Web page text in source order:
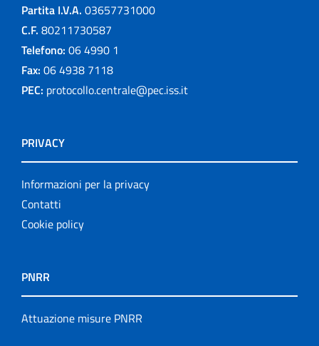
Partita I.V.A. 03657731000
C.F. 80211730587
Telefono: 06 4990 1
Fax: 06 4938 7118
PEC: protocollo.centrale@pec.iss.it
PRIVACY
Informazioni per la privacy
Contatti
Cookie policy
PNRR
Attuazione misure PNRR